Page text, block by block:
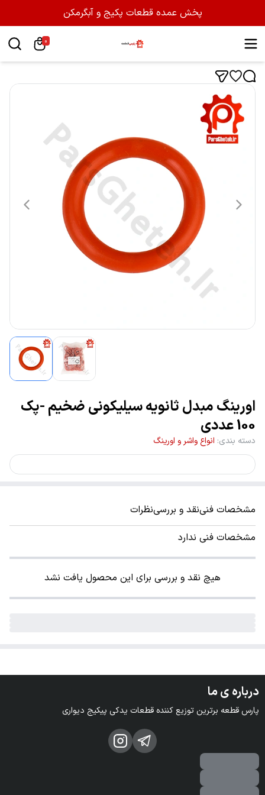
پخش عمده قطعات پکیج و آبگرمکن
0
اورینگ مبدل ثانویه سیلیکونی ضخیم -پک
100 عددی
دسته بندی: انواع واشر و اورینگ
مشخصات فنینقد و بررسینظرات
مشخصات فنی ندارد
هیچ نقد و بررسی برای این محصول یافت نشد
درباره ی ما
پارس قطعه برترین توزیع کننده قطعات یدکی پیکیج دیواری